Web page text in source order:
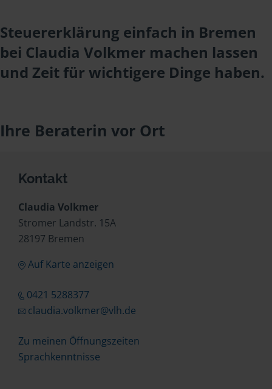
Steuererklärung einfach in Bremen
bei Claudia Volkmer machen lassen
und Zeit für wichtigere Dinge haben.
Ihre Beraterin vor Ort
Kontakt
Claudia Volkmer
Stromer Landstr. 15A
28197 Bremen
Auf Karte anzeigen
0421 5288377
claudia.volkmer@vlh.de
Zu meinen Öffnungszeiten
Sprachkenntnisse